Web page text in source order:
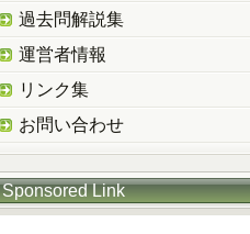
過去問解説集
運営者情報
リンク集
お問い合わせ
Sponsored Link